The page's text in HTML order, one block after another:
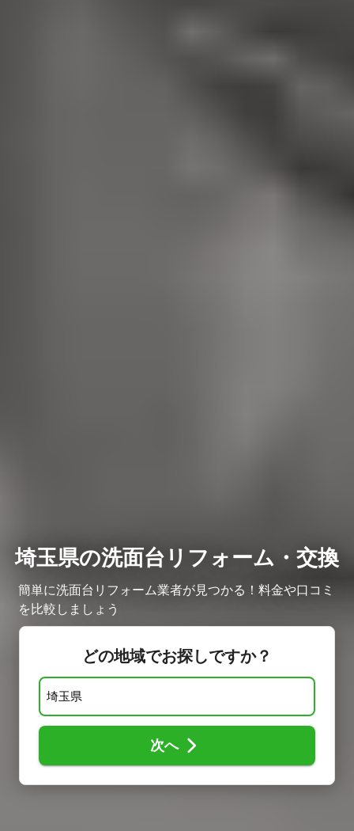
埼玉県の洗面台リフォーム・交換
簡単に洗面台リフォーム業者が見つかる！料金や口コミ
を比較しましょう
どの地域でお探しですか？
次へ